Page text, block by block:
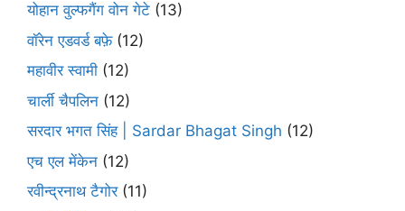
योहान वुल्फगैंग वोन गेटे (13)
वॉरेन एडवर्ड बफ़े(12)
महावीर स्वामी (12)
चार्ली चैपलिन (12)
सरदार भगत सिंह | Sardar Bhagat Singh (12)
एच एल मेंकेन (12)
रवीन्द्रनाथ टैगोर(11)